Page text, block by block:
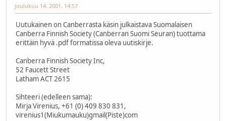
joulukuu 14, 2001, 14:57
Uutukainen on Canberrasta käsin julkaistava Suomalaisen
Canberra Finnish Society (Canberran Suomi Seuran) tuottama
erittäin hyvä .pdf formatissa oleva uutiskirje.
Canberra Finnish Society Inc,
52 Faucett Street
Latham ACT 2615
Sihteeri (edelleen sama):
Mirja Virenius, +61 (0) 409 830 831,
virenius1(Miukumauku)gmail(Piste)com